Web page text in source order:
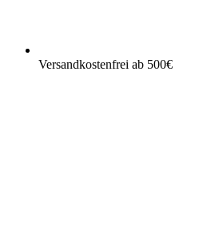
Versandkostenfrei ab 500€